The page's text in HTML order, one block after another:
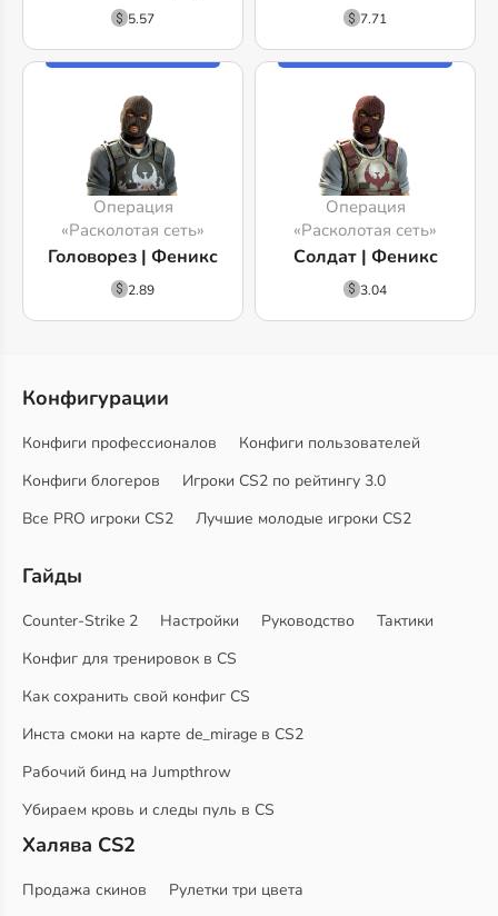
5.57 7.71
Операция
«Расколотая сеть»
Головорез | Феникс
2.89
Операция
«Расколотая сеть»
Солдат | Феникс
3.04
Конфигурации
Конфиги профессионалов
Конфиги пользователей
Конфиги блогеров
Игроки CS2 по рейтингу 3.0
Все PRO игроки CS2
Лучшие молодые игроки CS2
Гайды
Counter-Strike 2 Настройки Руководство
Тактики
Конфиг для тренировок в CS
Как сохранить свой конфиг CS
Инста смоки на карте de_mirage в CS2
Рабочий бинд на Jumpthrow
Убираем кровь и следы пуль в CS
Халява CS2
Продажа скинов
Рулетки три цвета